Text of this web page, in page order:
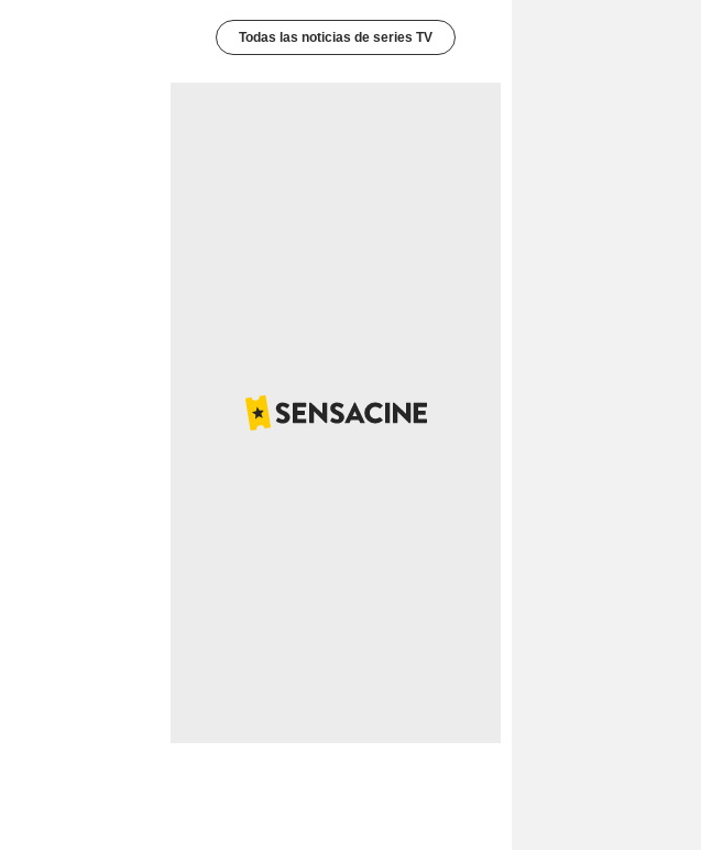
Todas las noticias de series TV